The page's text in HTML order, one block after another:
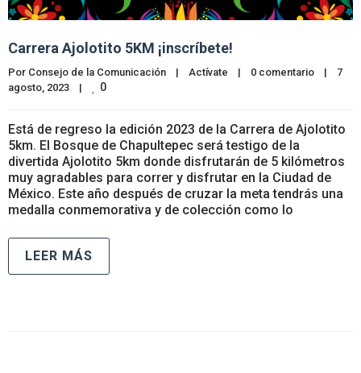
Carrera Ajolotito 5KM ¡inscríbete!
Por Consejo de la Comunicación | Actívate | 0 comentario |
7
agosto, 2023 | 0
Está de regreso la edición 2023 de la Carrera de Ajolotito
5km. El Bosque de Chapultepec será testigo de la
divertida Ajolotito 5km donde disfrutarán de 5 kilómetros
muy agradables para correr y disfrutar en la Ciudad de
México. Este año después de cruzar la meta tendrás una
medalla conmemorativa y de colección como lo
LEER MÁS